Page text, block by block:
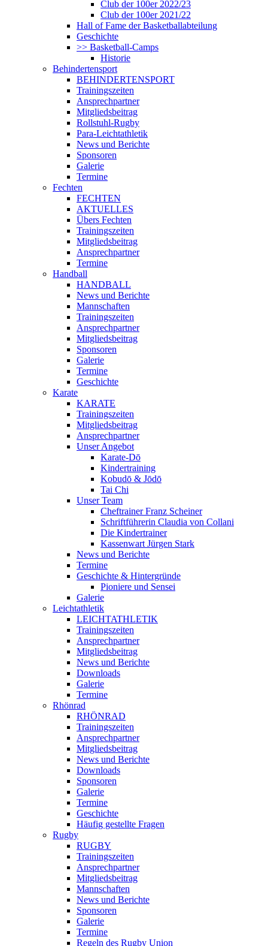
Club der 100er 2022/23
Club der 100er 2021/22
Hall of Fame der Basketballabteilung
Geschichte
>> Basketball-Camps
Historie
Behindertensport
BEHINDERTENSPORT
Trainingszeiten
Ansprechpartner
Mitgliedsbeitrag
Rollstuhl-Rugby
Para-Leichtathletik
News und Berichte
Sponsoren
Galerie
Termine
Fechten
FECHTEN
AKTUELLES
Übers Fechten
Trainingszeiten
Mitgliedsbeitrag
Ansprechpartner
Termine
Handball
HANDBALL
News und Berichte
Mannschaften
Trainingszeiten
Ansprechpartner
Mitgliedsbeitrag
Sponsoren
Galerie
Termine
Geschichte
Karate
KARATE
Trainingszeiten
Mitgliedsbeitrag
Ansprechpartner
Unser Angebot
Karate-Dō
Kindertraining
Kobudō & Jōdō
Tai Chi
Unser Team
Cheftrainer Franz Scheiner
Schriftführerin Claudia von Collani
Die Kindertrainer
Kassenwart Jürgen Stark
News und Berichte
Termine
Geschichte & Hintergründe
Pioniere und Sensei
Galerie
Leichtathletik
LEICHTATHLETIK
Trainingszeiten
Ansprechpartner
Mitgliedsbeitrag
News und Berichte
Downloads
Galerie
Termine
Rhönrad
RHÖNRAD
Trainingszeiten
Ansprechpartner
Mitgliedsbeitrag
News und Berichte
Downloads
Sponsoren
Galerie
Termine
Geschichte
Häufig gestellte Fragen
Rugby
RUGBY
Trainingszeiten
Ansprechpartner
Mitgliedsbeitrag
Mannschaften
News und Berichte
Sponsoren
Galerie
Termine
Regeln des Rugby Union